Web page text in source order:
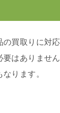
買取りに対
はありませ
ります。